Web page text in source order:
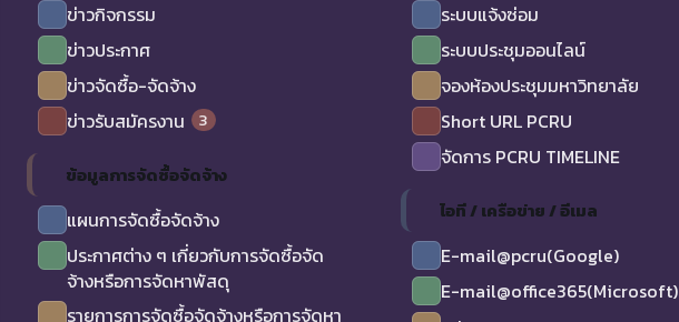
ข่าวกิจกรรม
ข่าวประกาศ
ข่าวจัดซื้อ-จัดจ้าง
ข่าวรับสมัครงาน
3
ข้อมูลการจัดซื้อจัดจ้าง
แผนการจัดซื้อจัดจ้าง
ประกาศต่าง ๆ เกี่ยวกับการจัดซื้อจัด
จ้างหรือการจัดหาพัสดุ
รายการการจัดซื้อจัดจ้างหรือการจัดหา
ระบบแจ้งซ่อม
ระบบประชุมออนไลน์
จองห้องประชุมมหาวิทยาลัย
Short URL PCRU
จัดการ PCRU TIMELINE
ไอที / เครือข่าย / อีเมล
E-mail@pcru(Google)
E-mail@office365(Microsoft)